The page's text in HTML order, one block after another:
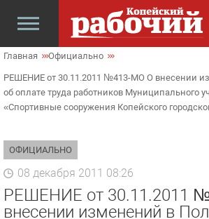
Главная Официально
РЕШЕНИЕ от 30.11.2011 №413-МО О внесении
об оплате труда работников Муниципального
«Спортивные сооружения Копейского
ОФИЦИАЛЬНО
08 декабря 2011 08:26
РЕШЕНИЕ от 30.11.2011
внесении изменений в